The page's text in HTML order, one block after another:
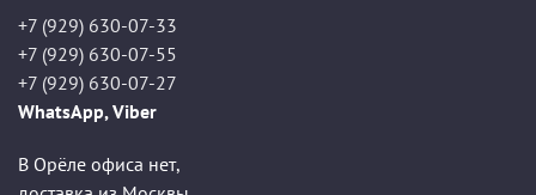
+7 (929) 630-07-33
+7 (929) 630-07-55
+7 (929) 630-07-27
WhatsApp, Viber
В Орёле офиса нет,